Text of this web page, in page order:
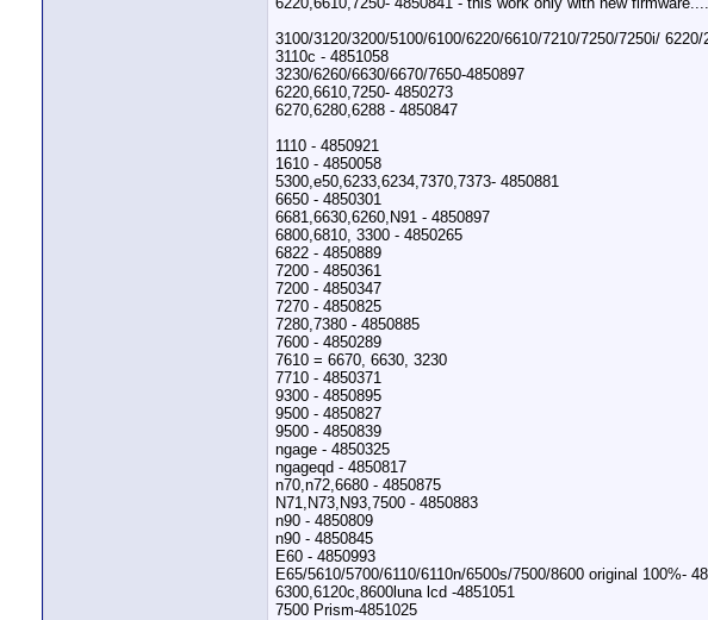
3100/3120/3200/5100/6100/6220/6610/7210/7250/7250i/ 6220/
3110c - 4851058
3230/6260/6630/6670/7650-4850897
6220,6610,7250- 4850273
6270,6280,6288 - 4850847
1110 - 4850921
1610 - 4850058
5300,e50,6233,6234,7370,7373- 4850881
6650 - 4850301
6681,6630,6260,N91 - 4850897
6800,6810, 3300 - 4850265
6822 - 4850889
7200 - 4850361
7200 - 4850347
7270 - 4850825
7280,7380 - 4850885
7600 - 4850289
7610 = 6670, 6630, 3230
7710 - 4850371
9300 - 4850895
9500 - 4850827
9500 - 4850839
ngage - 4850325
ngageqd - 4850817
n70,n72,6680 - 4850875
N71,N73,N93,7500 - 4850883
n90 - 4850809
n90 - 4850845
E60 - 4850993
E65/5610/5700/6110/6110n/6500s/7500/8600 original 100%-
6300,6120c,8600luna lcd -4851051
7500 Prism-4851025